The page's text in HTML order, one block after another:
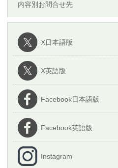
内容別お問合せ先
X日本語版
X英語版
Facebook日本語版
Facebook英語版
Instagram